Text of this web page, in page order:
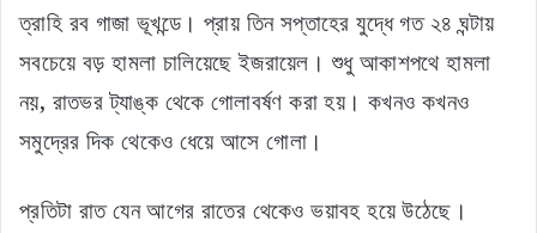
ত্রাহি রব গাজা ভূখন্ডে। প্রায় তিন সপ্তাহের যুদ্ধে গত ২৪ ঘন্টায়
সবচেয়ে বড় হামলা চালিয়েছে ইজরায়েল। শুধু আকাশপথে হামলা
নয়, রাতভর ট্যাঙ্ক থেকে গোলাবর্ষণ করা হয়। কখনও কখনও
সমুদ্রের দিক থেকেও ধেয়ে আসে গোলা।
প্রতিটা রাত যেন আগের রাতের থেকেও ভয়াবহ হয়ে উঠেছে।